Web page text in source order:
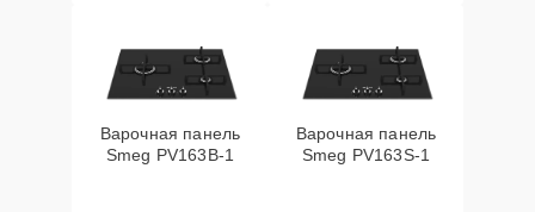
Варочная панель
Smeg PV163B-1
Варочная панель
Smeg PV163S-1